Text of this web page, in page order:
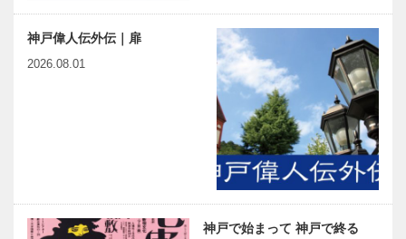
神戸偉人伝外伝｜扉
2026.08.01
神戸で始まって 神戸で終る